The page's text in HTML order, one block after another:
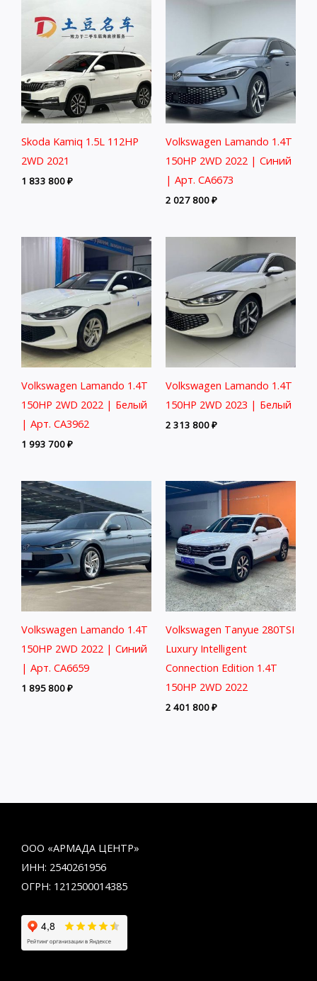
Skoda Kamiq 1.5L 112HP
2WD 2021
1 833 800₽
Volkswagen Lamando 1.4T
150HP 2WD 2022 | Синий
| Арт. CA6673
2 027 800₽
Volkswagen Lamando 1.4T
150HP 2WD 2022 | Белый
| Арт. CA3962
1 993 700₽
Volkswagen Lamando 1.4T
150HP 2WD 2023 | Белый
2 313 800₽
Volkswagen Lamando 1.4T
150HP 2WD 2022 | Синий
| Арт. CA6659
1 895 800₽
Volkswagen Tanyue 280TSI
Luxury Intelligent
Connection Edition 1.4T
150HP 2WD 2022
2 401 800₽
ООО «АРМАДА ЦЕНТР»
ИНН: 2540261956
ОГРН: 1212500014385